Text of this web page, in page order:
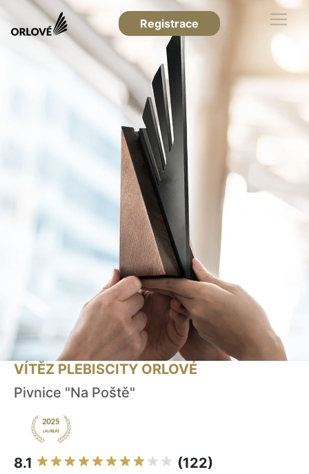
Registrace
VÍTĚZ PLEBISCITY ORLOVÉ
Pivnice "Na Poště"
8.1 (122)